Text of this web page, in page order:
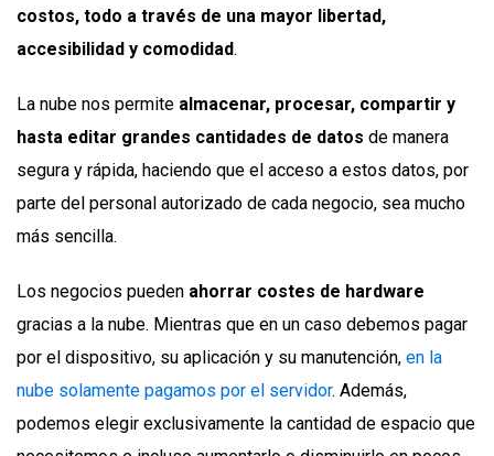
costos, todo a través de una mayor libertad,
accesibilidad y comodidad.
La nube nos permite almacenar, procesar, compartir y
hasta editar grandes cantidades de datos de manera
segura y rápida, haciendo que el acceso a estos datos, por
parte del personal autorizado de cada negocio, sea mucho
más sencilla.
Los negocios pueden ahorrar costes de hardware
gracias a la nube. Mientras que en un caso debemos pagar
por el dispositivo, su aplicación y su manutención, en la
nube solamente pagamos por el servidor. Además,
podemos elegir exclusivamente la cantidad de espacio que